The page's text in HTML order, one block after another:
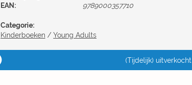
EAN:
9789000357710
Categorie:
Kinderboeken / Young Adults
(Tijdelijk) uitverkocht